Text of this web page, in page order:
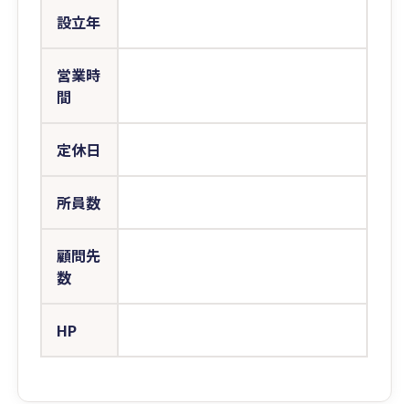
設立年
営業時
間
定休日
所員数
顧問先
数
HP